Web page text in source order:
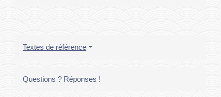
Textes de référence
Questions ? Réponses !